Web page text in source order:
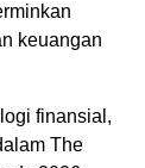
keuangan
finansial,
The